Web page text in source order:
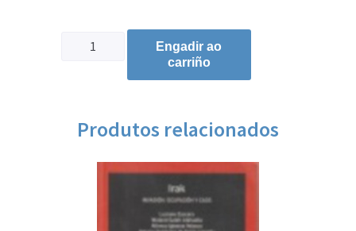
Engadir ao
carriño
Produtos relacionados